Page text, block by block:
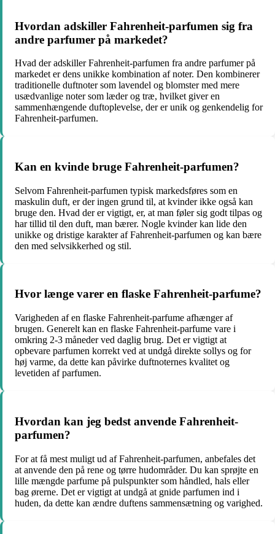
Hvordan adskiller Fahrenheit-parfumen sig fra
andre parfumer på markedet?
Hvad der adskiller Fahrenheit-parfumen fra andre parfumer på
markedet er dens unikke kombination af noter. Den kombinerer
traditionelle duftnoter som lavendel og blomster med mere
usædvanlige noter som læder og træ, hvilket giver en
sammenhængende duftoplevelse, der er unik og genkendelig for
Fahrenheit-parfumen.
Kan en kvinde bruge Fahrenheit-parfumen?
Selvom Fahrenheit-parfumen typisk markedsføres som en
maskulin duft, er der ingen grund til, at kvinder ikke også kan
bruge den. Hvad der er vigtigt, er, at man føler sig godt tilpas og
har tillid til den duft, man bærer. Nogle kvinder kan lide den
unikke og dristige karakter af Fahrenheit-parfumen og kan bære
den med selvsikkerhed og stil.
Hvor længe varer en flaske Fahrenheit-parfume?
Varigheden af en flaske Fahrenheit-parfume afhænger af
brugen. Generelt kan en flaske Fahrenheit-parfume vare i
omkring 2-3 måneder ved daglig brug. Det er vigtigt at
opbevare parfumen korrekt ved at undgå direkte sollys og for
høj varme, da dette kan påvirke duftnoternes kvalitet og
levetiden af parfumen.
Hvordan kan jeg bedst anvende Fahrenheit-
parfumen?
For at få mest muligt ud af Fahrenheit-parfumen, anbefales det
at anvende den på rene og tørre hudområder. Du kan sprøjte en
lille mængde parfume på pulspunkter som håndled, hals eller
bag ørerne. Det er vigtigt at undgå at gnide parfumen ind i
huden, da dette kan ændre duftens sammensætning og varighed.